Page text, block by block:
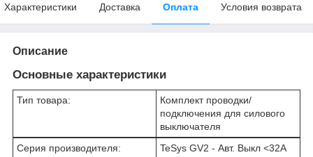
Характеристики Доставка Оплата Условия возврата
Описание
Основные характеристики
Тип товара:
Комплект проводки/
подключения для силового
выключателя
Серия производителя:
TeSys GV2 - Авт. Выкл <32A